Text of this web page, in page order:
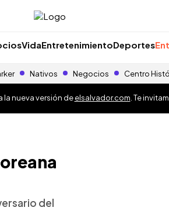
VidaEntretenimientoDeportes
Nativos Negocios Centro
la nueva versión deelsalvador.com . Te
del